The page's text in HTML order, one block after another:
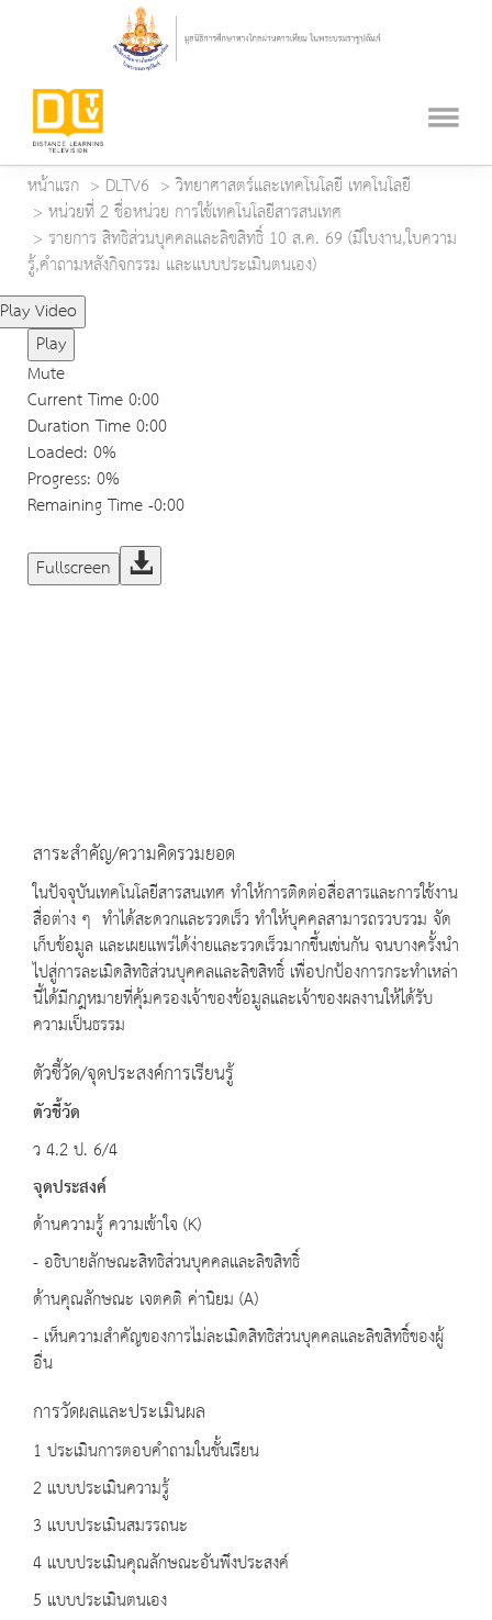
หน้าแรก DLTV6
วิทยาศาสตร์และเทคโนโลยี เทคโนโลยี
หน่วยที่ 2 ชื่อหน่วย การใช้เทคโนโลยีสารสนเทศ
รายการ สิทธิส่วนบุคคลและลิขสิทธิ์ 10 ส.ค. 69 (มีใบงาน,ใบความ
รู้,คำถามหลังกิจกรรม และแบบประเมินตนเอง)
Play Video
Play
Mute
Current Time0:00
Duration Time0:00
Loaded: 0%
Progress: 0%
Remaining Time-0:00
Fullscreen
สาระสำคัญ/ความคิดรวมยอด
ในปัจจุบันเทคโนโลยีสารสนเทศ ทำให้การติดต่อสื่อสารและการใช้งาน
สื่อต่าง ๆ ทำได้สะดวกและรวดเร็ว ทำให้บุคคลสามารถรวบรวม จัด
เก็บข้อมูล และเผยแพร่ได้ง่ายและรวดเร็วมากขึ้นเช่นกัน จนบางครั้งนำ
ไปสู่การละเมิดสิทธิส่วนบุคคลและลิขสิทธิ์ เพื่อปกป้องการกระทำเหล่า
นี้ได้มีกฎหมายที่คุ้มครองเจ้าของข้อมูลและเจ้าของผลงานให้ได้รับ
ความเป็นธรรม
ตัวชี้วัด/จุดประสงค์การเรียนรู้
ตัวชี้วัด
ว 4.2 ป. 6/4
จุดประสงค์
ด้านความรู้ ความเข้าใจ (K)
- อธิบายลักษณะสิทธิส่วนบุคคลและลิขสิทธิ์
ด้านคุณลักษณะ เจตคติ ค่านิยม (A)
- เห็นความสำคัญของการไม่ละเมิดสิทธิส่วนบุคคลและลิขสิทธิ์ของผู้
อื่น
การวัดผลและประเมินผล
1 ประเมินการตอบคำถามในชั้นเรียน
2 แบบประเมินความรู้
3 แบบประเมินสมรรถนะ
4 แบบประเมินคุณลักษณะอันพึงประสงค์
5 แบบประเมินตนเอง